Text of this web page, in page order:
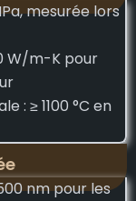
mesurée lors
W/m-K pour
: ≥ 1100 °C en
nm pour les